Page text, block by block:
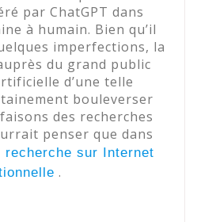
par ChatGPT dans
à humain. Bien qu’il
imperfections, la
du grand public
d’une telle
bouleverser
des recherches
penser que dans
recherche sur Internet
.